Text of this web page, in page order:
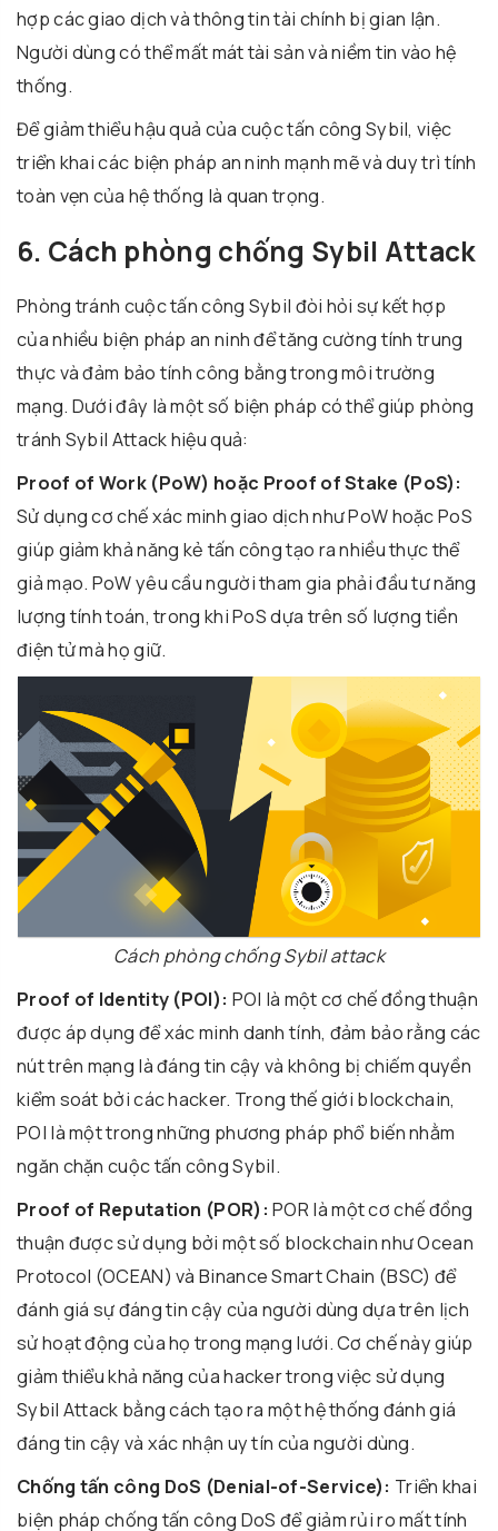
hợp các giao dịch và thông tin tài chính bị gian lận.
Người dùng có thể mất mát tài sản và niềm tin vào hệ
thống.
Để giảm thiểu hậu quả của cuộc tấn công Sybil, việc
triển khai các biện pháp an ninh mạnh mẽ và duy trì tính
toàn vẹn của hệ thống là quan trọng.
6. Cách phòng chống Sybil Attack
Phòng tránh cuộc tấn công Sybil đòi hỏi sự kết hợp
của nhiều biện pháp an ninh để tăng cường tính trung
thực và đảm bảo tính công bằng trong môi trường
mạng. Dưới đây là một số biện pháp có thể giúp phòng
tránh Sybil Attack hiệu quả:
Proof of Work (PoW) hoặc Proof of Stake (PoS):
Sử dụng cơ chế xác minh giao dịch như PoW hoặc PoS
giúp giảm khả năng kẻ tấn công tạo ra nhiều thực thể
giả mạo. PoW yêu cầu người tham gia phải đầu tư năng
lượng tính toán, trong khi PoS dựa trên số lượng tiền
điện tử mà họ giữ.
Cách phòng chống Sybil attack
Proof of Identity (POI): POI là một cơ chế đồng thuận
được áp dụng để xác minh danh tính, đảm bảo rằng các
nút trên mạng là đáng tin cậy và không bị chiếm quyền
kiểm soát bởi các hacker. Trong thế giới blockchain,
POI là một trong những phương pháp phổ biến nhằm
ngăn chặn cuộc tấn công Sybil.
Proof of Reputation (POR): POR là một cơ chế đồng
thuận được sử dụng bởi một số blockchain như Ocean
Protocol (OCEAN) và Binance Smart Chain (BSC) để
đánh giá sự đáng tin cậy của người dùng dựa trên lịch
sử hoạt động của họ trong mạng lưới. Cơ chế này giúp
giảm thiểu khả năng của hacker trong việc sử dụng
Sybil Attack bằng cách tạo ra một hệ thống đánh giá
đáng tin cậy và xác nhận uy tín của người dùng.
Chống tấn công DoS (Denial-of-Service): Triển khai
biện pháp chống tấn công DoS để giảm rủi ro mất tính